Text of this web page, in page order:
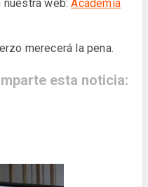
nuestra web:Academia
merecerá la pena.
esta noticia: